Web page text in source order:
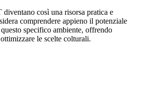
così una risorsa pratica e
comprendere appieno il potenziale
specifico ambiente, offrendo
le scelte colturali.